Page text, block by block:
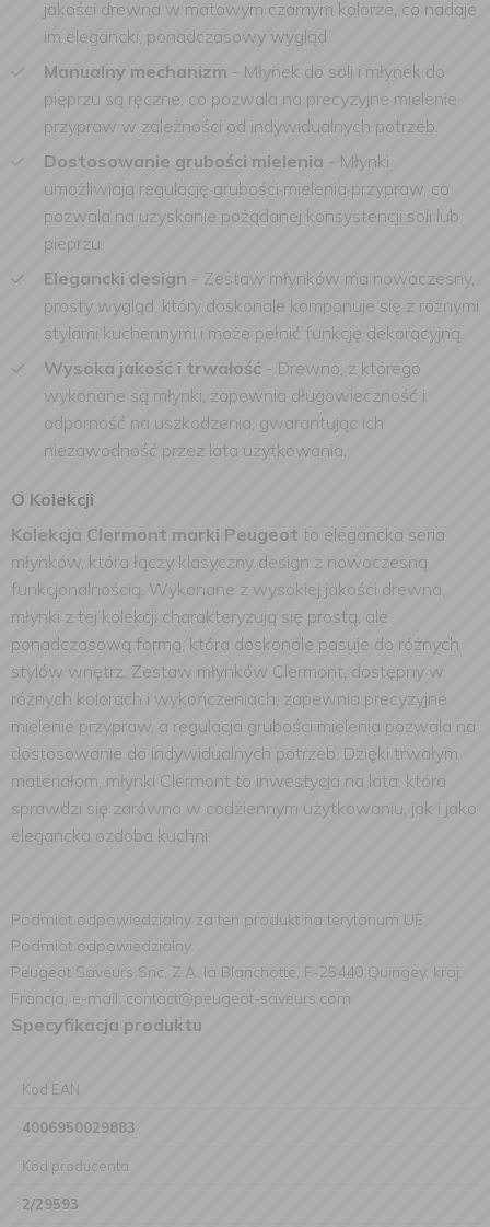
jakości drewna w matowym czarnym kolorze, co nadaje
im elegancki, ponadczasowy wygląd.
Manualny mechanizm - Młynek do soli i młynek do
pieprzu są ręczne, co pozwala na precyzyjne mielenie
przypraw w zależności od indywidualnych potrzeb.
Dostosowanie grubości mielenia - Młynki
umożliwiają regulację grubości mielenia przypraw, co
pozwala na uzyskanie pożądanej konsystencji soli lub
pieprzu.
Elegancki design - Zestaw młynków ma nowoczesny,
prosty wygląd, który doskonale komponuje się z różnymi
stylami kuchennymi i może pełnić funkcję dekoracyjną.
Wysoka jakość i trwałość - Drewno, z którego
wykonane są młynki, zapewnia długowieczność i
odporność na uszkodzenia, gwarantując ich
niezawodność przez lata użytkowania.
O Kolekcji
Kolekcja Clermont marki Peugeot to elegancka seria
młynków, która łączy klasyczny design z nowoczesną
funkcjonalnością. Wykonane z wysokiej jakości drewna,
młynki z tej kolekcji charakteryzują się prostą, ale
ponadczasową formą, która doskonale pasuje do różnych
stylów wnętrz. Zestaw młynków Clermont, dostępny w
różnych kolorach i wykończeniach, zapewnia precyzyjne
mielenie przypraw, a regulacja grubości mielenia pozwala na
dostosowanie do indywidualnych potrzeb. Dzięki trwałym
materiałom, młynki Clermont to inwestycja na lata, która
sprawdzi się zarówno w codziennym użytkowaniu, jak i jako
elegancka ozdoba kuchni.
Podmiot odpowiedzialny za ten produkt na terytorium UE:
Podmiot odpowiedzialny:
Peugeot Saveurs Snc, Z.A. la Blanchotte, F-25440 Quingey, kraj:
Francja, e-mail: contact@peugeot-saveurs.com
Specyfikacja produktu
Kod EAN
4006950029883
Kod producenta
2/29593